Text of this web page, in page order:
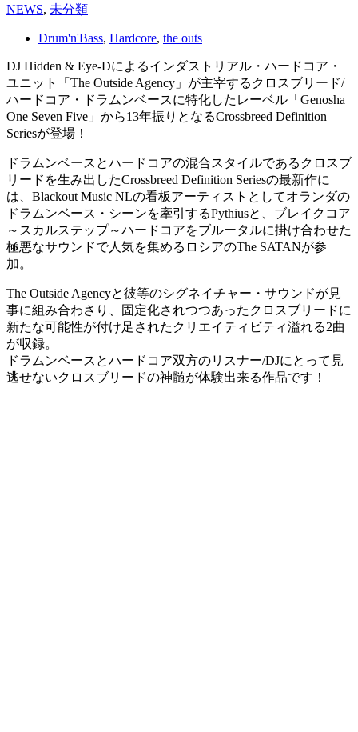
NEWS, 未分類
Drum'n'Bass, Hardcore, the outs
DJ Hidden & Eye-Dによるインダストリアル・ハードコア・
ユニット「The Outside Agency」が主宰するクロスブリード/
ハードコア・ドラムンベースに特化したレーベル「Genosha
One Seven Five」から13年振りとなるCrossbreed Definition
Seriesが登場！
ドラムンベースとハードコアの混合スタイルであるクロスブ
リードを生み出したCrossbreed Definition Seriesの最新作に
は、Blackout Music NLの看板アーティストとしてオランダの
ドラムンベース・シーンを牽引するPythiusと、ブレイクコア
～スカルステップ～ハードコアをブルータルに掛け合わせた
極悪なサウンドで人気を集めるロシアのThe SATANが参
加。
The Outside Agencyと彼等のシグネイチャー・サウンドが見
事に組み合わさり、固定化されつつあったクロスブリードに
新たな可能性が付け足されたクリエイティビティ溢れる2曲
が収録。
ドラムンベースとハードコア双方のリスナー/DJにとって見
逃せないクロスブリードの神髄が体験出来る作品です！